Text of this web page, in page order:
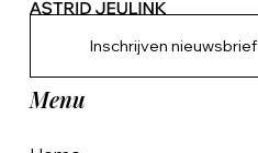
Inschrijven nieuwsbrief
Menu